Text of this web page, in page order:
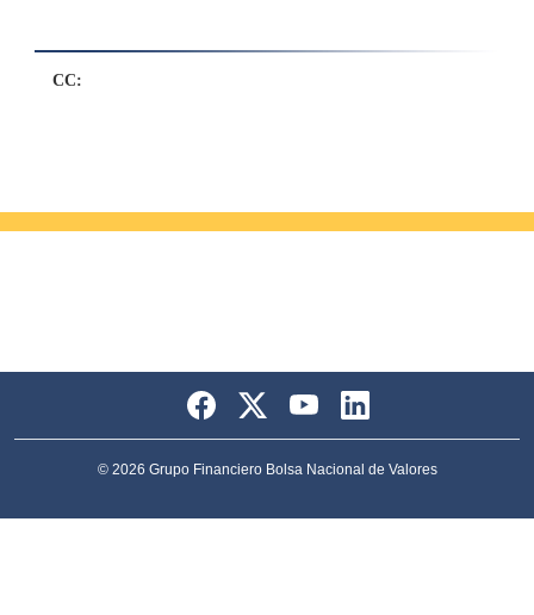
CC:
© 2026 Grupo Financiero Bolsa Nacional de Valores